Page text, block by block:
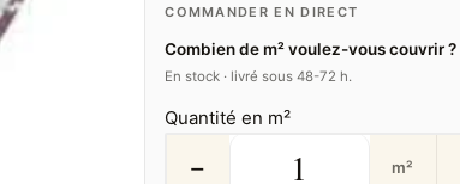
COMMANDER EN DIRECT
Combien de m² voulez-vous couvrir ?
En stock · livré sous 48-72 h.
Quantité en m²
− m²